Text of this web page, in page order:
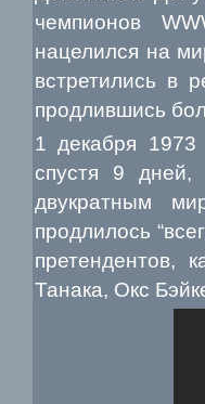
чемпионов
нацелился на
встретились в
продлившись
1 декабря 1973
спустя 9 дней,
двукратным
продлилось
претендентов,
Танака, Окс